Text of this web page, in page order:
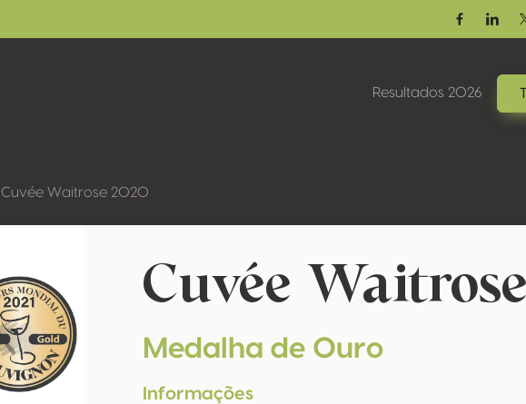
Facebook
Resultados 2026
Cuvée Waitrose 2020
Cuvée
Medalha de Ouro
Informações